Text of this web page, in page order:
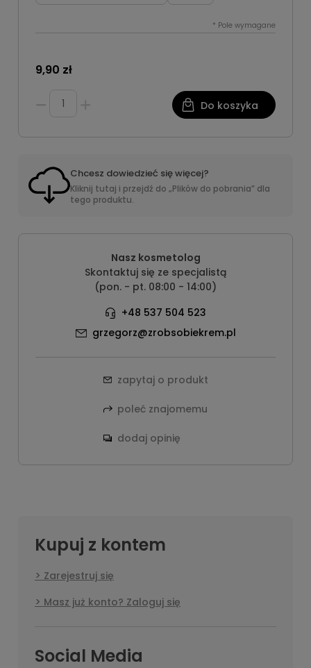
* Pole wymagane
9,90 zł
Do koszyka
Chcesz dowiedzieć się więcej?
Kliknij tutaj i przejdź do „Plików do pobrania” dla
tego produktu.
Nasz kosmetolog
Skontaktuj się ze specjalistą
(pon. - pt. 08:00 - 14:00)
+48 537 504 523
grzegorz@zrobsobiekrem.pl
zapytaj o produkt
poleć znajomemu
dodaj opinię
Kupuj z kontem
Zarejestruj się
Masz już konto? Zaloguj się
Social Media